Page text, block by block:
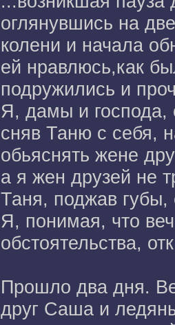
оглянувшись на
колени и начала
ей нравлюсь,как
подружились и
Я, дамы и господа,
сняв Таню с себя,
обьяснять жене
а я жен друзей не
Таня, поджав
Я, понимая, что
обстоятельства,
Прошло два дня.
друг Саша и